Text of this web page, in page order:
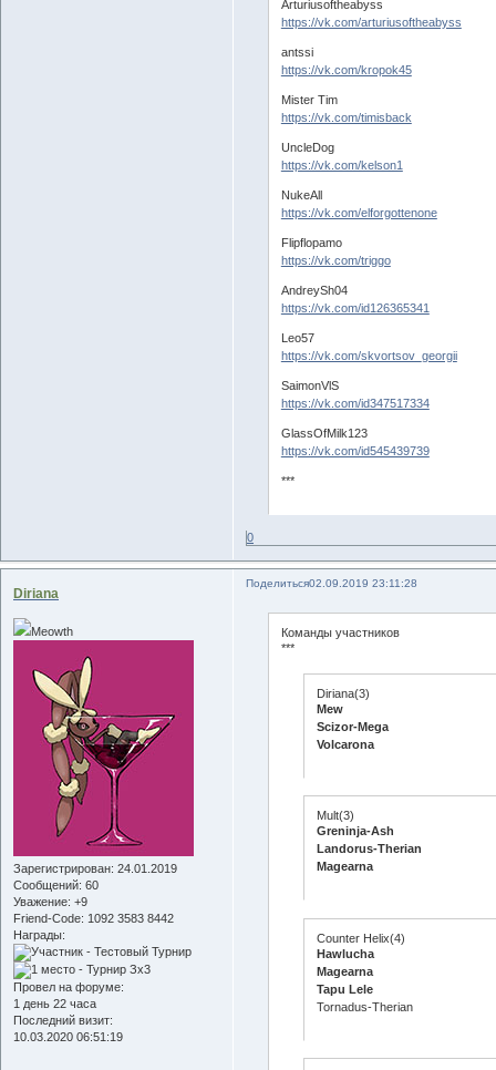
Arturiusoftheabyss
https://vk.com/arturiusoftheabyss
antssi
https://vk.com/kropok45
Mister Tim
https://vk.com/timisback
UncleDog
https://vk.com/kelson1
NukeAll
https://vk.com/elforgottenone
Flipflopamo
https://vk.com/triggo
AndreySh04
https://vk.com/id126365341
Leo57
https://vk.com/skvortsov_georgii
SaimonVlS
https://vk.com/id347517334
GlassOfMilk123
https://vk.com/id545439739
***
0
Поделиться02.09.2019 23:11:28
Diriana
Meowth
Зарегистрирован: 24.01.2019
Сообщений: 60
Уважение: +9
Friend-Сode: 1092 3583 8442
Награды:
Провел на форуме:
1 день 22 часа
Последний визит:
10.03.2020 06:51:19
Команды участников
***
Diriana(3)
Mew
Scizor-Mega
Volcarona
Mult(3)
Greninja-Ash
Landorus-Therian
Magearna
Counter Helix(4)
Hawlucha
Magearna
Tapu Lele
Tornadus-Therian